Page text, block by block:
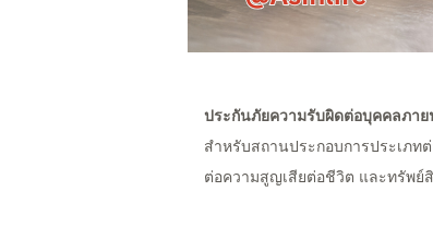
ประกันภัยความรับผิดต่อบุคคลภา
สำหรับสถานประกอบการประเภท
ต่อความสูญเสียต่อชีวิต และทรัพย์